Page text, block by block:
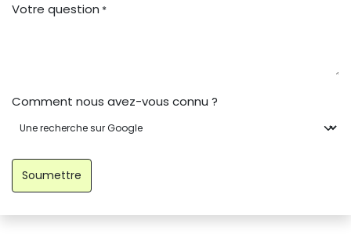
Votre question *
Comment nous avez-vous connu ?
Soumettre